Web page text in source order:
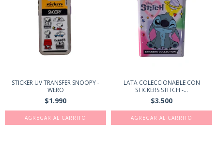
STICKER UV TRANSFER SNOOPY -
WERO
$1.990
LATA COLECCIONABLE CON
STICKERS STITCH -...
$3.500